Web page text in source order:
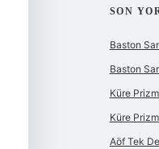
SON
Baston
Baston
Küre
Küre
Aöf Tek